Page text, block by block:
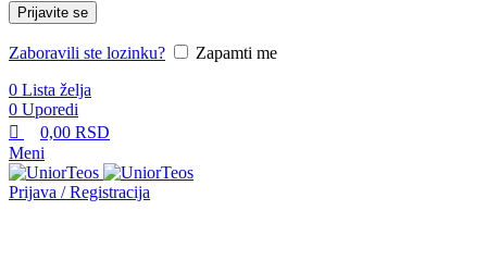
Prijavite se
Zaboravili ste lozinku?
Zapamti me
0 Lista želja
0 Uporedi
0,00 RSD
Meni
Prijava / Registracija